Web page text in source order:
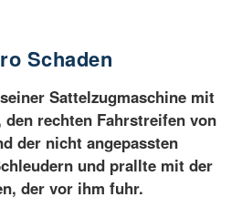
Schaden
Sattelzugmaschine mit
rechten Fahrstreifen von
der nicht angepassten
und prallte mit der
der vor ihm fuhr.